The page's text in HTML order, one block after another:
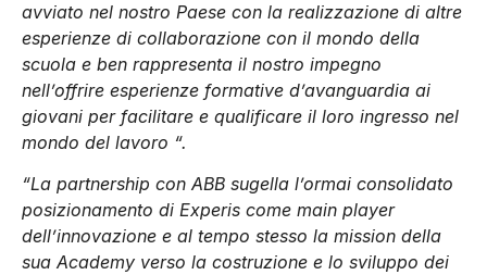
avviato nel nostro Paese con la realizzazione di altre
esperienze di collaborazione con il mondo della
scuola e ben rappresenta il nostro impegno
nell’offrire esperienze formative d’avanguardia ai
giovani per facilitare e qualificare il loro ingresso nel
mondo del lavoro “.
“La partnership con ABB sugella l’ormai consolidato
posizionamento di Experis come main player
dell’innovazione e al tempo stesso la mission della
sua Academy verso la costruzione e lo sviluppo dei